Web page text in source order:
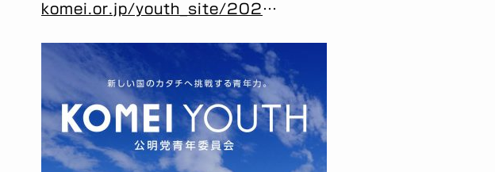
komei.or.jp/youth_site/202 …